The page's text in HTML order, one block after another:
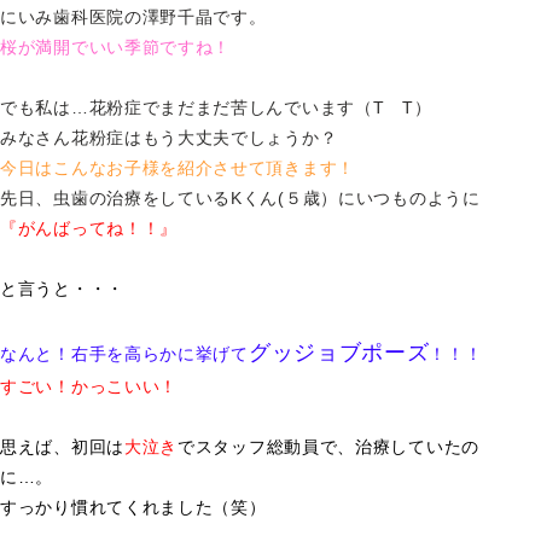
にいみ歯科医院の澤野千晶です。
桜が満開でいい季節ですね！
でも私は…花粉症でまだまだ苦しんでいます（T T）
みなさん花粉症はもう大丈夫でしょうか？
今日はこんなお子様を紹介させて頂きます！
先日、虫歯の治療をしているKくん(５歳）にいつものように
『がんばってね！！』
と言うと・・・
なんと！右手を高らかに挙げて グッジョブポーズ ！！！
すごい！かっこいい！
思えば、初回は大泣き でスタッフ総動員で、治療していたの
に…。
すっかり慣れてくれました（笑）